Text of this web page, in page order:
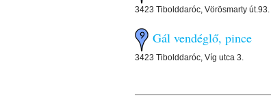
3423 Tibolddaróc, Vörösmarty út.93.
Gál vendéglő, pince
3423 Tibolddaróc, Víg utca 3.